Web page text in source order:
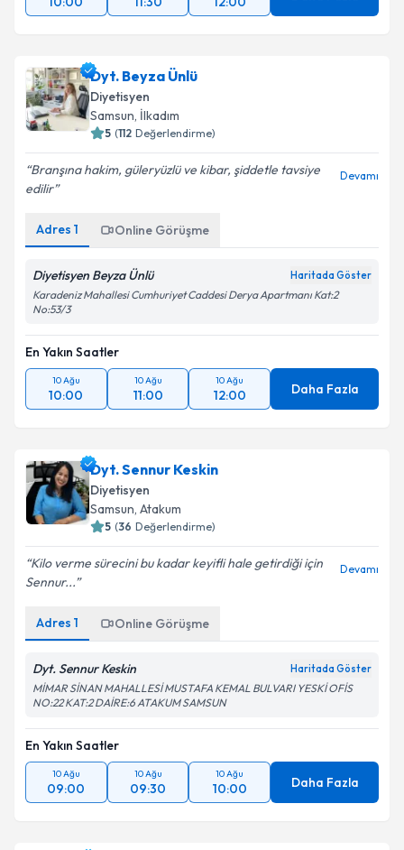
Dyt. Beyza Ünlü
Diyetisyen
Samsun, İlkadım
5 (112 Değerlendirme)
Branşına hakim, güleryüzlü ve kibar, şiddetle tavsiye
edilir
Devamı
Adres 1 Online Görüşme
Diyetisyen Beyza Ünlü Haritada Göster
Karadeniz Mahallesi Cumhuriyet Caddesi Derya Apartmanı Kat:2
No:53/3
En Yakın Saatler
10 Ağu
10:00
10 Ağu
11:00
10 Ağu
12:00 Daha Fazla
Dyt. Sennur Keskin
Diyetisyen
Samsun, Atakum
5 (36 Değerlendirme)
Kilo verme sürecini bu kadar keyifli hale getirdiği için
Sennur...
Devamı
Adres 1 Online Görüşme
Dyt. Sennur Keskin Haritada Göster
MİMAR SİNAN MAHALLESİ MUSTAFA KEMAL BULVARI YESKİ OFİS
NO:22 KAT:2 DAİRE:6 ATAKUM SAMSUN
En Yakın Saatler
10 Ağu
09:00
10 Ağu
09:30
10 Ağu
10:00 Daha Fazla